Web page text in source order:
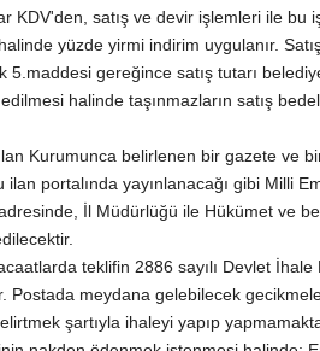
KDV'den, satış ve devir işlemleri ile
yüzde yirmi indirim uygulanır.
5.maddesi gereğince satış tutarı
halinde taşınmazların satış
belirlenen bir gazete ve bir
ilan portalında yayınlanacağı gibi Milli
İl Müdürlüğü ile Hükümet ve
teklifin 2886 sayılı Devlet
Postada meydana gelebilecek
şartıyla ihaleyi yapıp